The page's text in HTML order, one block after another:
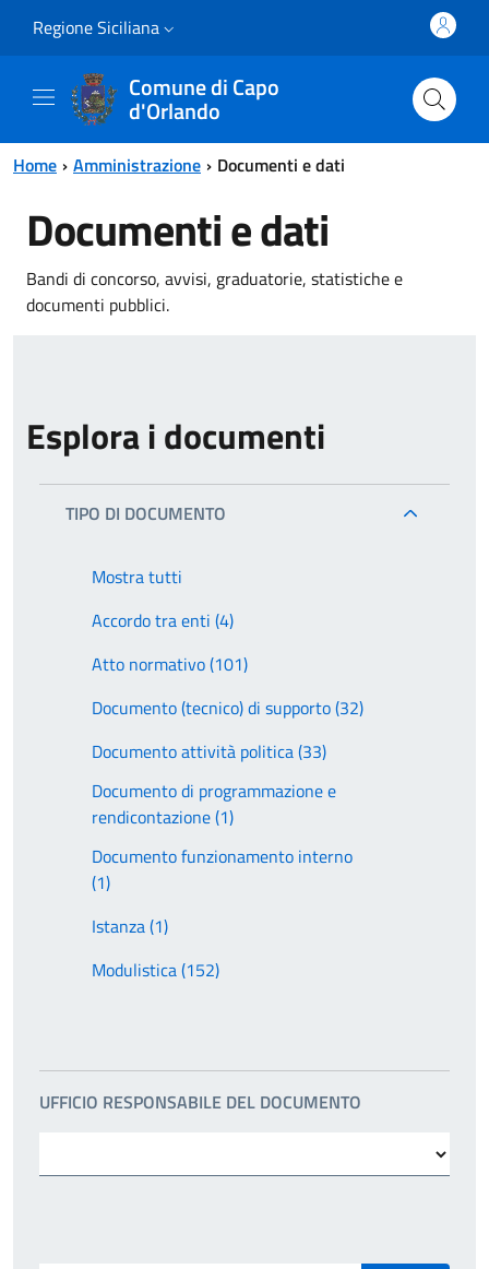
Regione Siciliana
Comune di Capo
d'Orlando
Home Amministrazione Documenti e dati
Documenti e dati
Bandi di concorso, avvisi, graduatorie, statistiche e
documenti pubblici.
Esplora i documenti
TIPO DI DOCUMENTO
Mostra tutti
Accordo tra enti (4)
Atto normativo (101)
Documento (tecnico) di supporto (32)
Documento attività politica (33)
Documento di programmazione e
rendicontazione (1)
Documento funzionamento interno
(1)
Istanza (1)
Modulistica (152)
UFFICIO RESPONSABILE DEL DOCUMENTO